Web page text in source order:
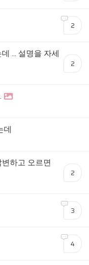
2
... 설명을 자세
2
데
하고 오르면
2
3
4